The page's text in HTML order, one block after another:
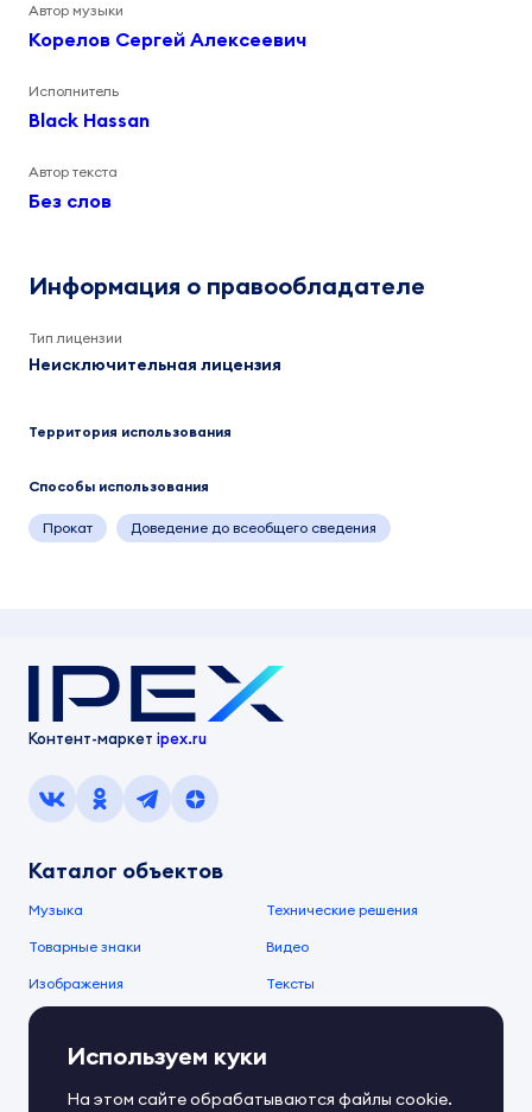
Автор музыки
Корелов Сергей Алексеевич
Исполнитель
Black Hassan
Автор текста
Без слов
Информация о правообладателе
Тип лицензии
Неисключительная лицензия
Территория использования
Способы использования
Прокат Доведение до всеобщего сведения
Контент-маркет ipex.ru
Каталог объектов
Музыка Технические решения
Товарные знаки Видео
Изображения Тексты
О компании
О сервисе
Документы IPEX Справочный центр
Используем куки
На этом сайте обрабатываются файлы cookie.